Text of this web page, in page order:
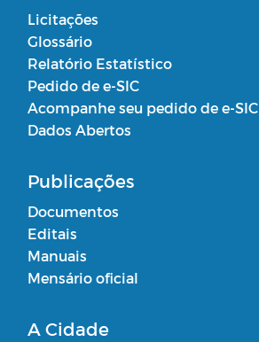
Licitações
Glossário
Relatório Estatístico
Pedido de e-SIC
Acompanhe seu pedido de e-SIC
Dados Abertos
Publicações
Documentos
Editais
Manuais
Mensário oficial
A Cidade